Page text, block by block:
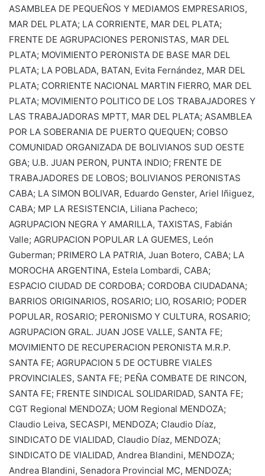
ASAMBLEA DE PEQUEÑOS Y MEDIAMOS EMPRESARIOS,
MAR DEL PLATA; LA CORRIENTE, MAR DEL PLATA;
FRENTE DE AGRUPACIONES PERONISTAS, MAR DEL
PLATA; MOVIMIENTO PERONISTA DE BASE MAR DEL
PLATA; LA POBLADA, BATAN, Evita Fernández, MAR DEL
PLATA; CORRIENTE NACIONAL MARTIN FIERRO, MAR DEL
PLATA; MOVIMIENTO POLITICO DE LOS TRABAJADORES Y
LAS TRABAJADORAS MPTT, MAR DEL PLATA; ASAMBLEA
POR LA SOBERANIA DE PUERTO QUEQUEN; COBSO
COMUNIDAD ORGANIZADA DE BOLIVIANOS SUD OESTE
GBA; U.B. JUAN PERON, PUNTA INDIO; FRENTE DE
TRABAJADORES DE LOBOS; BOLIVIANOS PERONISTAS
CABA; LA SIMON BOLIVAR, Eduardo Genster, Ariel Iñiguez,
CABA; MP LA RESISTENCIA, Liliana Pacheco;
AGRUPACION NEGRA Y AMARILLA, TAXISTAS, Fabián
Valle; AGRUPACION POPULAR LA GUEMES, León
Guberman; PRIMERO LA PATRIA, Juan Botero, CABA; LA
MOROCHA ARGENTINA, Estela Lombardi, CABA;
ESPACIO CIUDAD DE CORDOBA; CORDOBA CIUDADANA;
BARRIOS ORIGINARIOS, ROSARIO; LIO, ROSARIO; PODER
POPULAR, ROSARIO; PERONISMO Y CULTURA, ROSARIO;
AGRUPACION GRAL. JUAN JOSE VALLE, SANTA FE;
MOVIMIENTO DE RECUPERACION PERONISTA M.R.P.
SANTA FE; AGRUPACION 5 DE OCTUBRE VIALES
PROVINCIALES, SANTA FE; PEÑA COMBATE DE RINCON,
SANTA FE; FRENTE SINDICAL SOLIDARIDAD, SANTA FE;
CGT Regional MENDOZA; UOM Regional MENDOZA;
Claudio Leiva, SECASPI, MENDOZA; Claudio Díaz,
SINDICATO DE VIALIDAD, Claudio Díaz, MENDOZA;
SINDICATO DE VIALIDAD, Andrea Blandini, MENDOZA;
Andrea Blandini, Senadora Provincial MC, MENDOZA;